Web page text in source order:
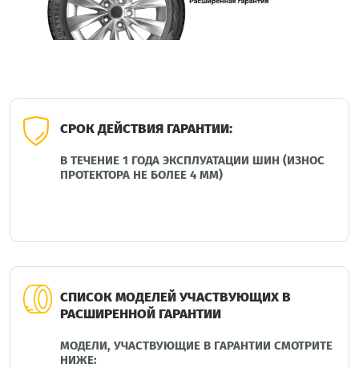
СРОК ДЕЙСТВИЯ ГАРАНТИИ:
В ТЕЧЕНИЕ 1 ГОДА ЭКСПЛУАТАЦИИ ШИН (ИЗНОС
ПРОТЕКТОРА НЕ БОЛЕЕ 4 ММ)
СПИСОК МОДЕЛЕЙ УЧАСТВУЮЩИХ В
РАСШИРЕННОЙ ГАРАНТИИ
МОДЕЛИ, УЧАСТВУЮЩИЕ В ГАРАНТИИ СМОТРИТЕ
НИЖЕ: